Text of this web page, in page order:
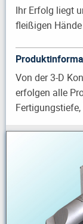
Ihr Erfolg liegt
fleißigen
Von der 3-D
erfolgen alle